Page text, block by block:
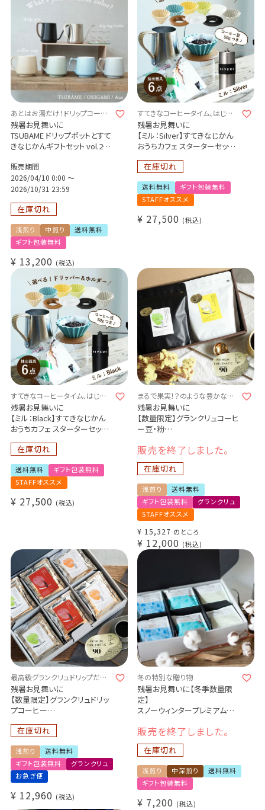
あとはお湯だけ！ドリップコーヒ
ーギフト！
残暑お見舞いに
TSUBAME ドリップポットとすて
きなじかんギフトセット vol.2
TSUBAME ドリップポット
ORIGAMI マグカップ
AUX ドリップバッグホルダー
販売期間
2026/04/10 0:00 〜
2026/10/31 23:59
在庫切れ
浅煎り 中煎り
送料無料
ギフト包装無料
¥ 13,200 税込
すてきなコーヒータイム、はじめ
ませんか。
残暑お見舞いに
【ミル：Silver】すてきなじかん
おうちカフェ スターターセット
選べる！ORIGAMI磁器ドリッパ
選べる！専用ホルダー 3種
コーヒー抽出器具6点セット
/ フィルター）
在庫切れ
送料無料
ギフト包装無料
STAFFオススメ
¥ 27,500 税込
すてきなコーヒータイム、はじめ
ませんか。
残暑お見舞いに
【ミル：Black】すてきなじかん
おうちカフェ スターターセット
選べる！ORIGAMI磁器ドリッパ
選べる！専用ホルダー 3種
コーヒー抽出器具6点セット
（ポット / 手挽きミル / サーバー
/ フィルター）
在庫切れ
送料無料
ギフト包装無料
STAFFオススメ
¥ 27,500 税込
まるで果実！？のような豊かな香
りと味わい
残暑お見舞いに
【数量限定】グランクリュコーヒ
ー豆・粉
400g飲み比べギフトセット
コロンビア レモン・キャンディ
（浅煎り）200g
コロンビア サンラファエル・ウ
ォーターメロン（浅煎り）200g
販売を終了しました。
在庫切れ
浅煎り
送料無料
ギフト包装無料
グランクリュ
STAFFオススメ
¥ 15,327 のところ
¥ 12,000 税込
最高級グランクリュドリップだけ
を詰め込んだ、至高のギフトセット
残暑お見舞いに
【数量限定】グランクリュドリッ
プコーヒー
Cup of Excellence 2024 ペル
Costa Rica El Cedro
Colombia San Rafael
Watermelon
在庫切れ
浅煎り
送料無料
ギフト包装無料
グランクリュ
お急ぎ便
¥ 12,960 税込
冬の特別な贈り物
残暑お見舞いに【冬季数量限
定】
スノーウィンタープレミアム
WINTER winter WINTER 12杯
エメラルドマウンテン 12杯
ホワイトキャメル 12杯
スペシャルドリップバッグコー
ヒー
販売を終了しました。
在庫切れ
浅煎り 中深煎り
送料無料
ギフト包装無料
¥ 7,200 税込